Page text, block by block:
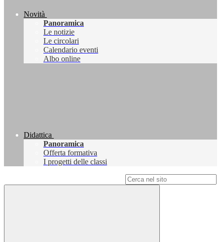
Novità
Panoramica
Le notizie
Le circolari
Calendario eventi
Albo online
Didattica
Panoramica
Offerta formativa
I progetti delle classi